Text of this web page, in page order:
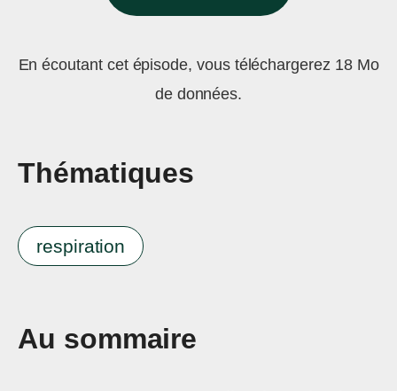
En écoutant cet épisode, vous téléchargerez 18 Mo
de données.
Thématiques
respiration
Au sommaire